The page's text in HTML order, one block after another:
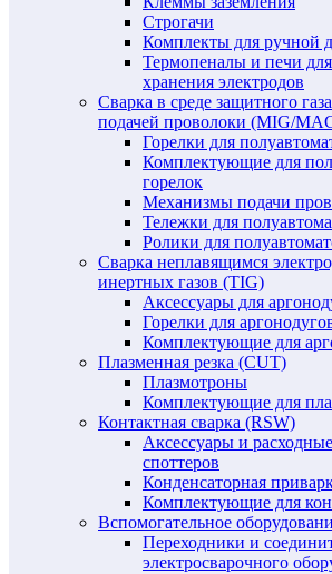
Строгачи
Комплекты для ручной
Термопеналы и печи
хранения электродов
Сварка в среде защитного
подачей проволоки (MIG/
Горелки для
Комплектующие для
горелок
Механизмы подачи
Тележки для
Ролики для
Сварка неплавящимся
инертных газов (TIG)
Аксессуары для
Горелки для
Комплектующие для
Плазменная резка (CUT)
Плазмотроны
Комплектующие для
Контактная сварка (RSW)
Аксессуары и
споттеров
Конденсаторная
Комплектующие для
Вспомогательное
Переходники и
электросварочного